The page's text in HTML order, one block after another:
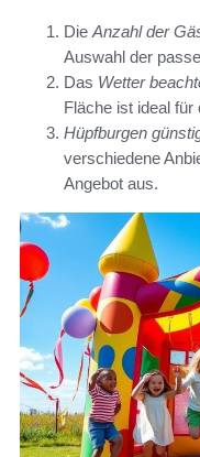
Die Anzahl der
Auswahl der
Das Wetter
Fläche ist ideal für
Hüpfburgen
verschiedene
Angebot aus.